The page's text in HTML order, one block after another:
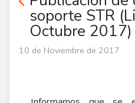
soporte STR
Octubre 2017)
10 de Noviembre de 2017